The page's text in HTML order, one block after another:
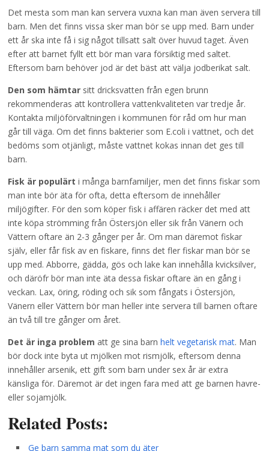
Det mesta som man kan servera vuxna kan man även servera till
barn. Men det finns vissa sker man bör se upp med. Barn under
ett år ska inte få i sig något tillsatt salt över huvud taget. Även
efter att barnet fyllt ett bör man vara försiktig med saltet.
Eftersom barn behöver jod är det bäst att välja jodberikat salt.
Den som hämtar sitt dricksvatten från egen brunn
rekommenderas att kontrollera vattenkvaliteten var tredje år.
Kontakta miljöförvaltningen i kommunen för råd om hur man
går till väga. Om det finns bakterier som E.coli i vattnet, och det
bedöms som otjänligt, måste vattnet kokas innan det ges till
barn.
Fisk är populärt i många barnfamiljer, men det finns fiskar som
man inte bör äta för ofta, detta eftersom de innehåller
miljögifter. För den som köper fisk i affären räcker det med att
inte köpa strömming från Östersjön eller sik från Vänern och
Vättern oftare än 2-3 gånger per år. Om man däremot fiskar
själv, eller får fisk av en fiskare, finns det fler fiskar man bör se
upp med. Abborre, gädda, gös och lake kan innehålla kvicksilver,
och däröfr bör man inte äta dessa fiskar oftare än en gång i
veckan. Lax, öring, röding och sik som fångats i Östersjön,
Vänern eller Vättern bör man heller inte servera till barnen oftare
än två till tre gånger om året.
Det är inga problem att ge sina barnhelt vegetarisk mat. Man
bör dock inte byta ut mjölken mot rismjölk, eftersom denna
innehåller arsenik, ett gift som barn under sex år är extra
känsliga för. Däremot är det ingen fara med att ge barnen havre-
eller sojamjölk.
Related Posts:
Ge barn samma mat som du äter